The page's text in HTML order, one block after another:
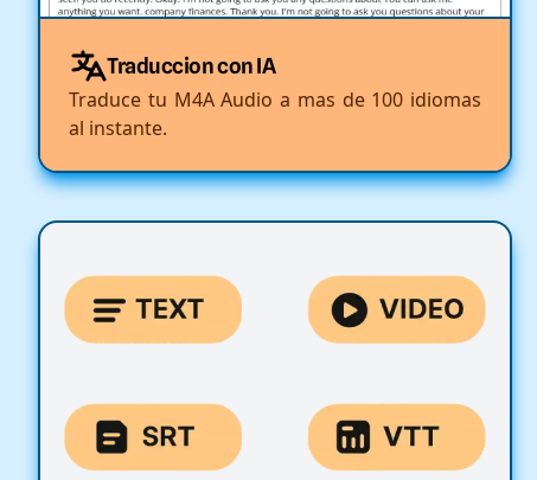
Traduccion con IA
Traduce tu M4A Audio a mas de 100 idiomas
al instante.